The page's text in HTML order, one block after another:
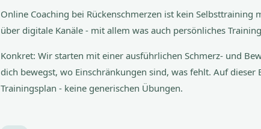
Online Coaching bei Rückenschmerzen ist kein Selbsttraining
über digitale Kanäle - mit allem was auch persönliches
Konkret: Wir starten mit einer ausführlichen Schmerz- und
dich bewegst, wo Einschränkungen sind, was fehlt. Auf
Trainingsplan - keine generischen Übungen.